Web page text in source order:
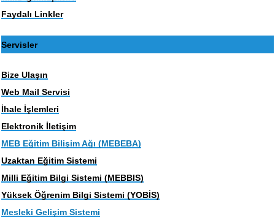
Faydalı Linkler
Servisler
Bize Ulaşın
Web Mail Servisi
İhale İşlemleri
Elektronik İletişim
MEB Eğitim Bilişim Ağı (MEBEBA)
Uzaktan Eğitim Sistemi
Milli Eğitim Bilgi Sistemi (MEBBIS)
Yüksek Öğrenim Bilgi Sistemi (YOBİS)
Mesleki Gelişim Sistemi